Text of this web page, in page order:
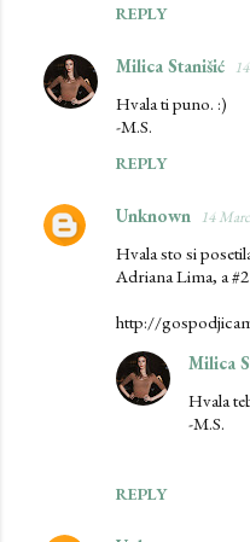
REPLY
Milica Stanišić
Hvala ti puno. :)
-M.S.
REPLY
Unknown 14
Hvala sto si
Adriana Lima, a
http://
REPLY
Milica
Hvala
-M.S.